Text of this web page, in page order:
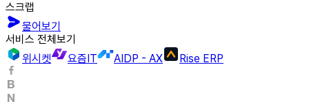
스크랩
물어보기
서비스 전체보기
위시켓
요즘IT AIDP - AX Rise ERP